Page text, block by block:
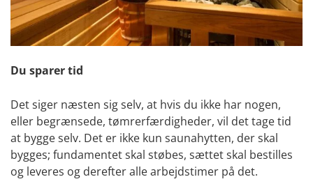
Du sparer tid
Det siger næsten sig selv, at hvis du ikke har nogen,
eller begrænsede, tømrerfærdigheder, vil det tage tid
at bygge selv. Det er ikke kun saunahytten, der skal
bygges; fundamentet skal støbes, sættet skal bestilles
og leveres og derefter alle arbejdstimer på det.